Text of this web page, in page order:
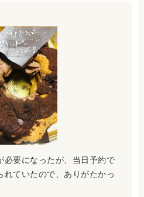
必要になったが、当日予約で
れていたので、ありがたかっ